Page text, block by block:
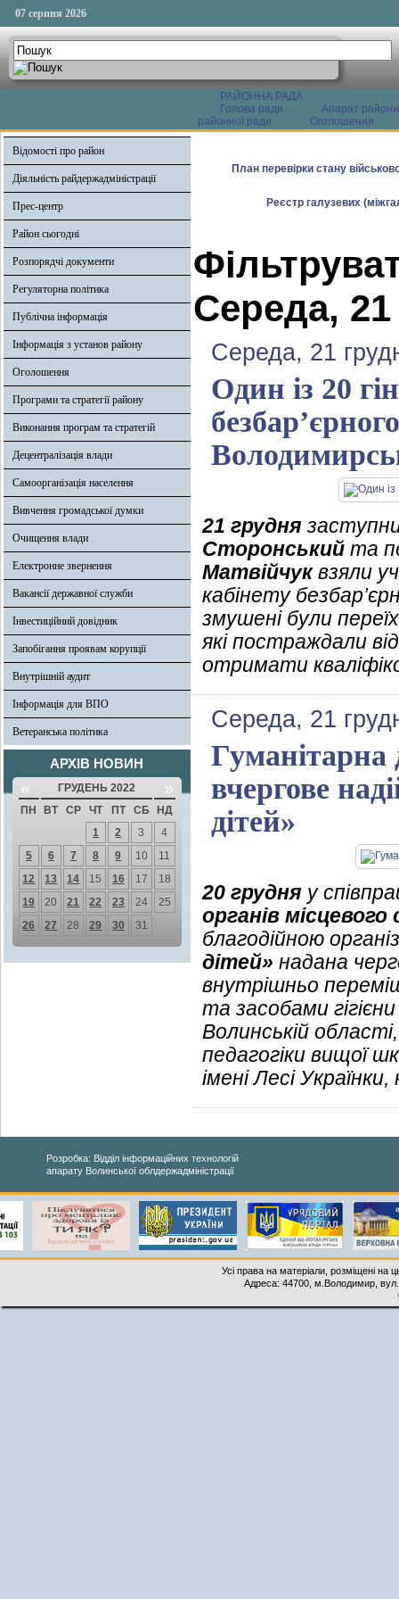
07 серпня 2026
РАЙОННА РАДА
Голова ради
Апарат
районної ради
Оголошення
Відомості про район
Діяльність райдержадміністрації
Прес-центр
Район сьогодні
Розпорядчі документи
Регуляторна політика
Публічна інформація
Інформація з установ району
Оголошення
Програми та стратегії району
Виконання програм та стратегій
Децентралізація влади
Самоорганізація населення
Вивчення громадської думки
Очищення влади
Електронне звернення
Вакансії державної служби
Інвестиційний довідник
Запобігання проявам корупції
Внутрішній аудит
Інформація для ВПО
Ветеранська політика
АРХІВ НОВИН
« ГРУДЕНЬ 2022 »
ПН ВТ СР ЧТ ПТ СБ
НД
1
2 3
4
5
6 7 8 9 10
11
12
13 14 15 16 17
18
19
20 21 22 23 24
25
26
27 28 29 30 31
План перевірки стану
Реєстр галузевих
Середа, 21
Середа, 21
Один із 20
21 грудня
Сторонський та
Матвійчуквзяли
кабінету
змушені були
які постраждали
отримати
Середа, 21
Гуманітарна
вчергове
дітей»
20 грудня у
органів
благодійною
дітей» надана
внутрішньо
та засобами
Волинській
педагогіки вищої
імені Лесі
Розробка: Відділ інформаційних технологій
апарату Волинської облдержадміністрації
Усі права на матеріали, розміщені на
Адреса: 44700, м.Володимир,